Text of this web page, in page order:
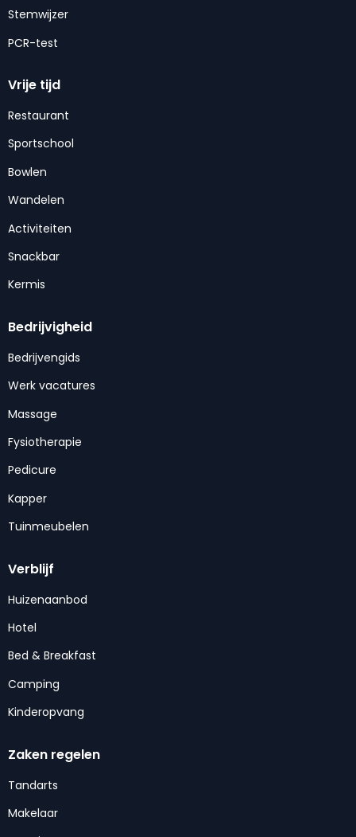
Stemwijzer
PCR-test
Vrije tijd
Restaurant
Sportschool
Bowlen
Wandelen
Activiteiten
Snackbar
Kermis
Bedrijvigheid
Bedrijvengids
Werk vacatures
Massage
Fysiotherapie
Pedicure
Kapper
Tuinmeubelen
Verblijf
Huizenaanbod
Hotel
Bed & Breakfast
Camping
Kinderopvang
Zaken regelen
Tandarts
Makelaar